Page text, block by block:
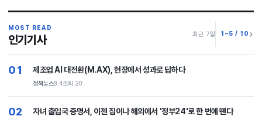
MOST READ
인기기사 최근 7일 1–5 / 10
01 제조업 AI 대전환(M.AX), 현장에서 성과로 답하다
정책뉴스8.4조회 20
02 자녀 출입국 증명서, 이젠 집이나 해외에서 '정부24'로 한 번에 뗀다